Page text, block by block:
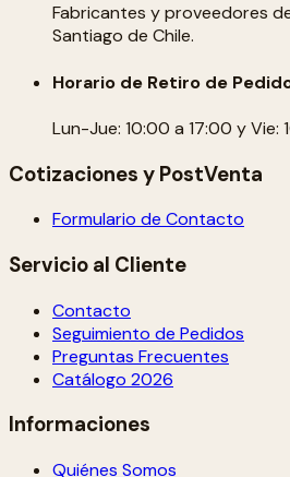
Fabricantes y proveedores
Santiago de Chile.
Horario de Retiro de
Lun-Jue: 10:00 a 17:00 y Vie:
Cotizaciones y PostVenta
Formulario de Contacto
Servicio al Cliente
Contacto
Seguimiento de Pedidos
Preguntas Frecuentes
Catálogo 2026
Informaciones
Quiénes Somos